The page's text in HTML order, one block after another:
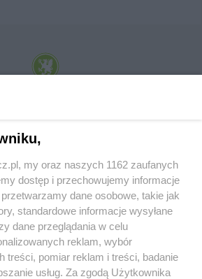
Sp. z o.o. Internetowy Serwis Informacyjny Miasta
PRYWATNOŚCI HOSTING
RSS FACEBOOK KONTAKT
my oraz naszych 1162 zaufanych
dostęp i przechowujemy informacje
dane osobowe, takie jak
standardowe informacje wysyłane
dane przeglądania w celu
reklam, wybór
treści, pomiar reklam i treści, badanie
usług. Za zgodą Użytkownika